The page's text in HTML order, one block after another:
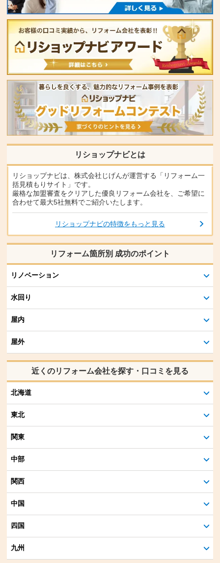
リショップナビとは
リショップナビは、株式会社じげんが運営する「リフォーム一
括見積もりサイト」です。
厳格な加盟審査をクリアした優良リフォーム会社を、ご希望に
合わせて最大5社無料でご紹介いたします。
リショップナビの特徴をもっと見る
リフォーム箇所別 成功のポイント
リノベーション
水回り
屋内
屋外
近くのリフォーム会社を探す・口コミを見る
北海道
東北
関東
中部
関西
中国
四国
九州